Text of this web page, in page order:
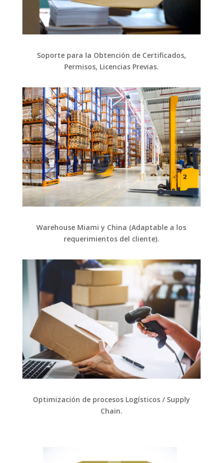
Soporte para la Obtención de Certificados,
Permisos, Licencias Previas.
Warehouse Miami y China (Adaptable a los
requerimientos del cliente).
Optimización de procesos Logísticos / Supply
Chain.